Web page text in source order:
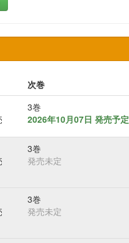
次巻
3巻
2026年10月07日 発売予定
3巻
発売未定
3巻
発売未定